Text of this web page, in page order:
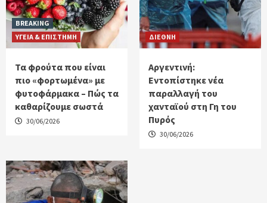
BREAKING
ΥΓΕΙΑ & ΕΠΙΣΤΗΜΗ
Τα φρούτα που είναι
πιο «φορτωμένα» με
φυτοφάρμακα – Πώς τα
καθαρίζουμε σωστά
30/06/2026
ΔΙΕΘΝΗ
Αργεντινή:
Εντοπίστηκε νέα
παραλλαγή του
χανταϊού στη Γη του
Πυρός
30/06/2026